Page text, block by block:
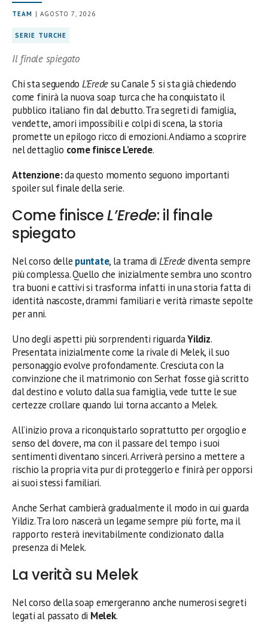
TEAM | AGOSTO 7, 2026
SERIE TURCHE
Il finale spiegato
Chi sta seguendo L’Eredesu Canale 5 si sta già chiedendo
come finirà la nuova soap turca che ha conquistato il
pubblico italiano fin dal debutto. Tra segreti di famiglia,
vendette, amori impossibili e colpi di scena, la storia
promette un epilogo ricco di emozioni. Andiamo a scoprire
nel dettaglio come finisce L’erede.
Attenzione:da questo momento seguono importanti
spoiler sul finale della serie.
Come finisceL’Erede: il finale
spiegato
Nel corso delle puntate, la trama di L’Eredediventa sempre
più complessa. Quello che inizialmente sembra uno scontro
tra buoni e cattivi si trasforma infatti in una storia fatta di
identità nascoste, drammi familiari e verità rimaste sepolte
per anni.
Uno degli aspetti più sorprendenti riguardaYildiz.
Presentata inizialmente come la rivale di Melek, il suo
personaggio evolve profondamente. Cresciuta con la
convinzione che il matrimonio con Serhat fosse già scritto
dal destino e voluto dalla sua famiglia, vede tutte le sue
certezze crollare quando lui torna accanto a Melek.
All’inizio prova a riconquistarlo soprattutto per orgoglio e
senso del dovere, ma con il passare del tempo i suoi
sentimenti diventano sinceri. Arriverà persino a mettere a
rischio la propria vita pur di proteggerlo e finirà per opporsi
ai suoi stessi familiari.
Anche Serhat cambierà gradualmente il modo in cui guarda
Yildiz. Tra loro nascerà un legame sempre più forte, ma il
rapporto resterà inevitabilmente condizionato dalla
presenza di Melek.
La verità su Melek
Nel corso della soap emergeranno anche numerosi segreti
legati al passato di Melek.